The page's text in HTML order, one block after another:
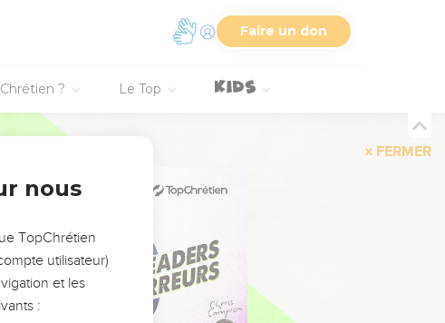
Faire un don
Chrétien ? Le Top
FERMER
nous
TopChrétien
utilisateur)
et les
: